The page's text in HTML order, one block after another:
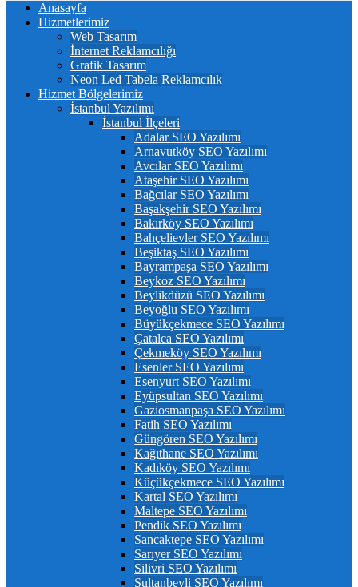
Anasayfa
Hizmetlerimiz
Web Tasarım
İnternet Reklamcılığı
Grafik Tasarım
Neon Led Tabela Reklamcılık
Hizmet Bölgelerimiz
İstanbul Yazılımı
İstanbul İlçeleri
Adalar SEO Yazılımı
Arnavutköy SEO Yazılımı
Avcılar SEO Yazılımı
Ataşehir SEO Yazılımı
Bağcılar SEO Yazılımı
Başakşehir SEO Yazılımı
Bakırköy SEO Yazılımı
Bahçelievler SEO Yazılımı
Beşiktaş SEO Yazılımı
Bayrampaşa SEO Yazılımı
Beykoz SEO Yazılımı
Beylikdüzü SEO Yazılımı
Beyoğlu SEO Yazılımı
Büyükçekmece SEO Yazılımı
Çatalca SEO Yazılımı
Çekmeköy SEO Yazılımı
Esenler SEO Yazılımı
Esenyurt SEO Yazılımı
Eyüpsultan SEO Yazılımı
Gaziosmanpaşa SEO Yazılımı
Fatih SEO Yazılımı
Güngören SEO Yazılımı
Kağıthane SEO Yazılımı
Kadıköy SEO Yazılımı
Küçükçekmece SEO Yazılımı
Kartal SEO Yazılımı
Maltepe SEO Yazılımı
Pendik SEO Yazılımı
Sancaktepe SEO Yazılımı
Sarıyer SEO Yazılımı
Silivri SEO Yazılımı
Sultanbeyli SEO Yazılımı